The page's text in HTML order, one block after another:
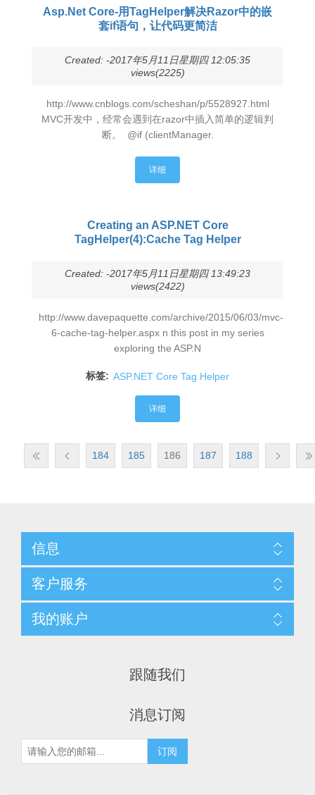
Asp.Net Core-用TagHelper解决Razor中的嵌
套if语句，让代码更简洁
Created: -2017年5月11日星期四 12:05:35
views(2225)
http://www.cnblogs.com/scheshan/p/5528927.html
MVC开发中，经常会遇到在razor中插入简单的逻辑判
断。 @if (clientManager.
详细
Creating an ASP.NET Core
TagHelper(4):Cache Tag Helper
Created: -2017年5月11日星期四 13:49:23
views(2422)
http://www.davepaquette.com/archive/2015/06/03/mvc-
6-cache-tag-helper.aspx n this post in my series
exploring the ASP.N
标签: ASP.NET Core Tag Helper
详细
184 185 186 187 188
信息
客户服务
我的账户
跟随我们
消息订阅